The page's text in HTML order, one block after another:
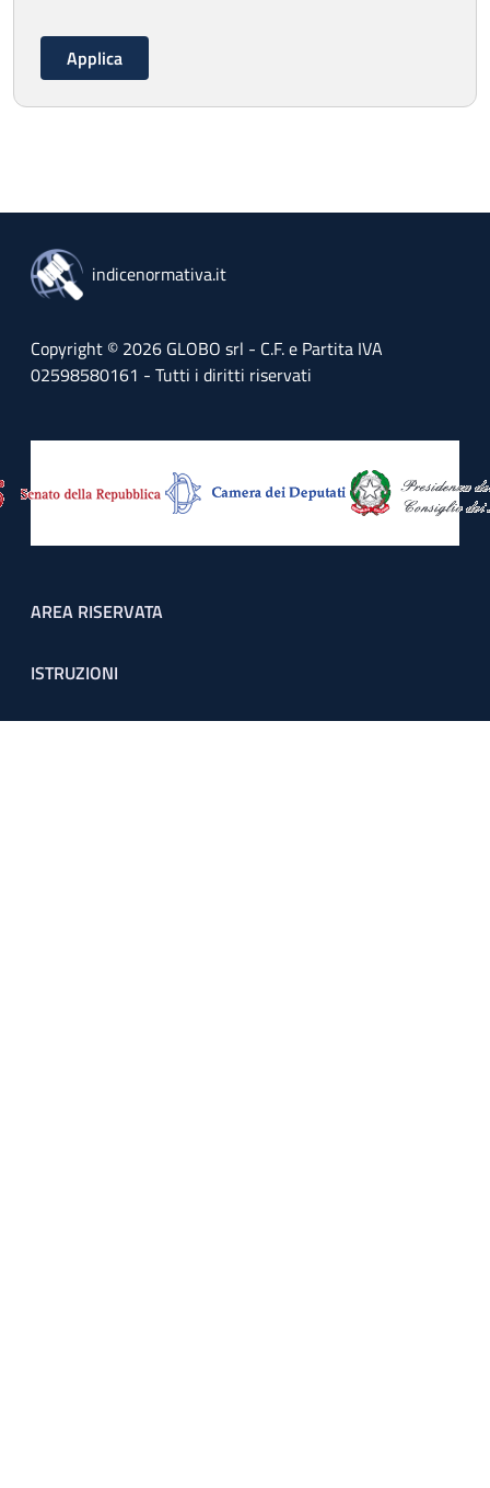
indicenormativa.it
Copyright © 2026 GLOBO srl - C.F. e Partita IVA
02598580161 - Tutti i diritti riservati
Footer menu
AREA RISERVATA
ISTRUZIONI